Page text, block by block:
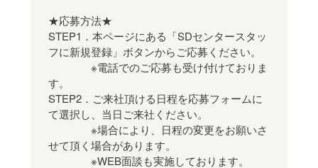
★応募方法★
STEP1．本ページにある「SDセンタースタッ
フに新規登録」ボタンからご応募ください。
※電話でのご応募も受け付けておりま
す。
STEP2．ご来社頂ける日程を応募フォームに
て選択し、当日ご来社ください。
※場合により、日程の変更をお願いさ
せて頂く場合があります。
※WEB面談も実施しております。